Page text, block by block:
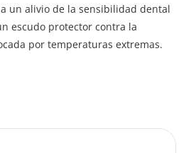
un alivio de la sensibilidad dental
escudo protector contra la
por temperaturas extremas.